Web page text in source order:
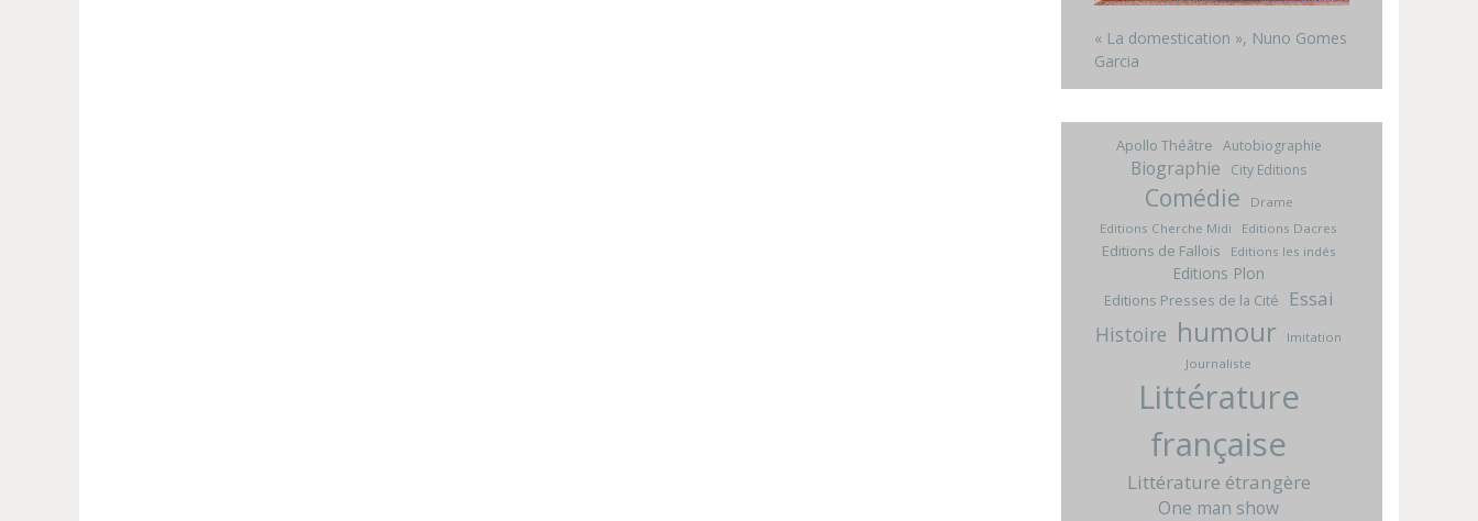
« La domestication », Nuno Gomes
Garcia
Apollo Théâtre Autobiographie
Biographie City Editions
Comédie
Drame
Editions Cherche Midi
Editions Dacres
Editions de Fallois Editions les indés
Editions Plon
Editions Presses de la Cité Essai
Histoire humour
Imitation
Journaliste
Littérature
française
Littérature étrangère
One man show